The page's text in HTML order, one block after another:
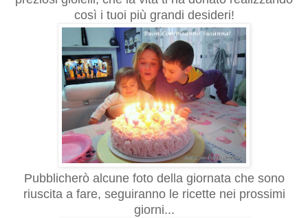
così i tuoi più grandi desideri!
Pubblicherò alcune foto della giornata che sono
riuscita a fare, seguiranno le ricette nei prossimi
giorni...